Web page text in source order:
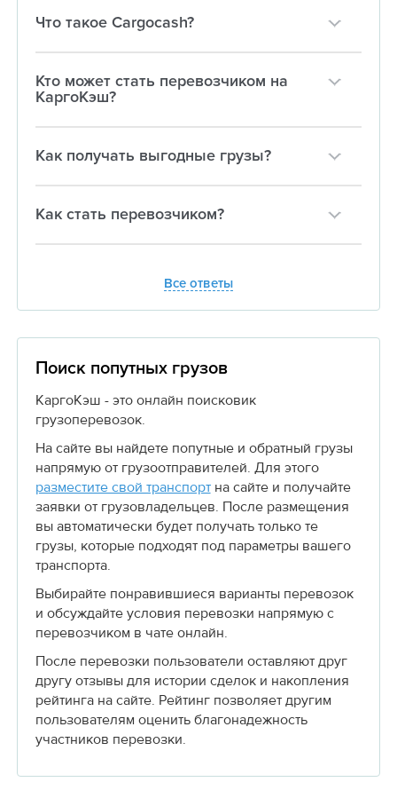
Что такое Cargocash?
Кто может стать перевозчиком на
КаргоКэш?
Как получать выгодные грузы?
Как стать перевозчиком?
Все ответы
Поиск попутных грузов
КаргоКэш - это онлайн поисковик
грузоперевозок.
На сайте вы найдете попутные и обратный грузы
напрямую от грузоотправителей. Для этого
разместите свой транспортна сайте и получайте
заявки от грузовладельцев. После размещения
вы автоматически будет получать только те
грузы, которые подходят под параметры вашего
транспорта.
Выбирайте понравившиеся варианты перевозок
и обсуждайте условия перевозки напрямую с
перевозчиком в чате онлайн.
После перевозки пользователи оставляют друг
другу отзывы для истории сделок и накопления
рейтинга на сайте. Рейтинг позволяет другим
пользователям оценить благонадежность
участников перевозки.